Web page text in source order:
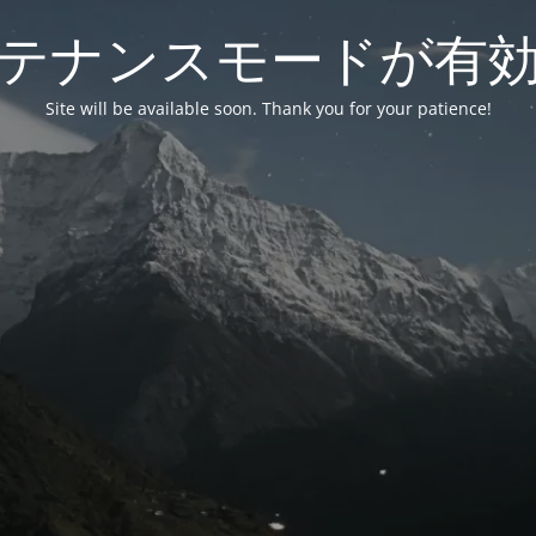
ナンスモードが有
Site will be available soon. Thank you for your patience!